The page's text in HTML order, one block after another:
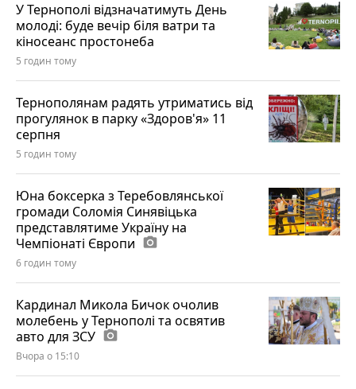
У Тернополі відзначатимуть День
молоді: буде вечір біля ватри та
кіносеанс простонеба
5 годин тому
Тернополянам радять утриматись від
прогулянок в парку «Здоров'я» 11
серпня
5 годин тому
Юна боксерка з Теребовлянської
громади Соломія Синявіцька
представлятиме Україну на
Чемпіонаті Європи photo_camera
6 годин тому
Кардинал Микола Бичок очолив
молебень у Тернополі та освятив
авто для ЗСУ photo_camera
Вчора о 15:10